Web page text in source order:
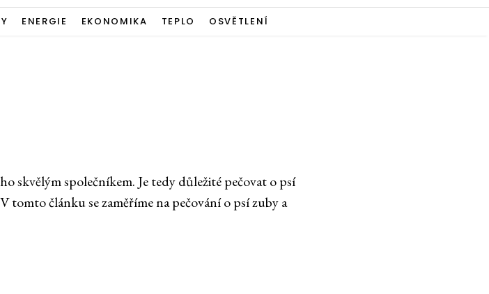
ENERGIE EKONOMIKA TEPLO OSVĚTLENÍ
skvělým společníkem. Je tedy důležité pečovat o psí
tomto článku se zaměříme na pečování o psí zuby a